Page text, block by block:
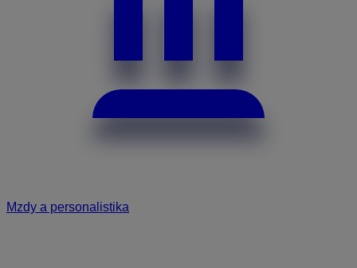
Mzdy a personalistika